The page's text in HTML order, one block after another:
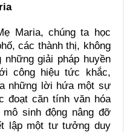
Maria, chúng ta học
các thành thị, không
giải pháp huyền
công hiệu tức khắc,
những lời hứa một sự
đoạt căn tính văn hóa
sinh động nâng đỡ
lập một tư tưởng duy